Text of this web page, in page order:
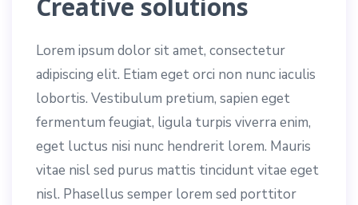
Creative solutions
Lorem ipsum dolor sit amet, consectetur
adipiscing elit. Etiam eget orci non nunc iaculis
lobortis. Vestibulum pretium, sapien eget
fermentum feugiat, ligula turpis viverra enim,
eget luctus nisi nunc hendrerit lorem. Mauris
vitae nisl sed purus mattis tincidunt vitae eget
nisl. Phasellus semper lorem sed porttitor